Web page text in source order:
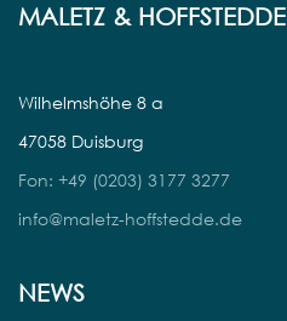
MALETZ & HOFFSTEDDE
Wilhelmshöhe 8 a
47058 Duisburg
Fon: +49 (0203) 3177 3277
info@maletz-hoffstedde.de
NEWS